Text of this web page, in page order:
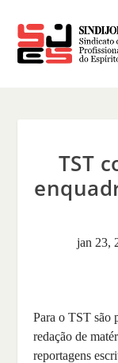
TST
jan 23,
Para o TST são
redação de
reportagens